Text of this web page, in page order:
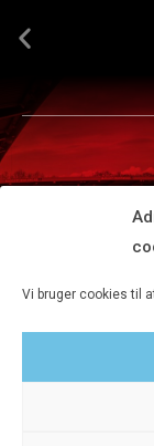
Vi bruger cookies til
Tlf 8680